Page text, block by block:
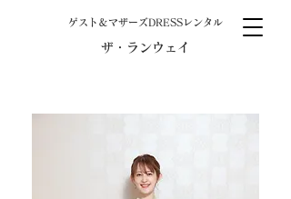
​ゲスト＆マザーズDRESSレンタル
ザ・ランウェイ